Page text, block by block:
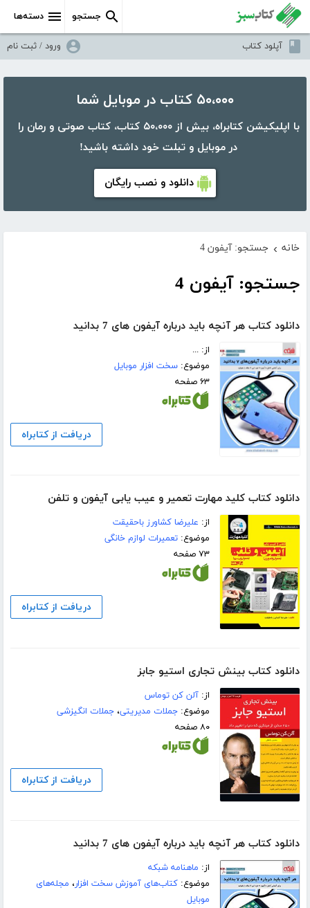
دسته‌ها جستجو
آپلود کتاب ورود / ثبت نام
۵۰،۰۰۰ کتاب در موبایل شما
با اپلیکیشن کتابراه، بیش از ۵۰،۰۰۰ کتاب، کتاب صوتی و رمان را
در موبایل و تبلت خود داشته باشید!
دانلود و نصب رایگان
خانه › جستجو: آیفون 4
جستجو: آیفون 4
دانلود کتاب هر آنچه باید درباره آیفون های 7 بدانید
از: ...
موضوع:سخت افزار موبایل
۶۳ صفحه
دریافت از کتابراه
دانلود کتاب کلید مهارت تعمیر و عیب یابی آیفون و تلفن
از: علیرضا کشاورز باحقیقت
موضوع:تعمیرات لوازم خانگی
۷۳ صفحه
دریافت از کتابراه
دانلود کتاب بینش تجاری استیو جابز
از:آلن کن توماس
موضوع:جملات مدیریتی،جملات انگیزشی
۸۰ صفحه
دریافت از کتابراه
دانلود کتاب هر آنچه باید درباره آیفون های 7 بدانید
از: ماهنامه شبکه
موضوع:کتاب‌های آموزش سخت افزار، مجله‌های
موبایل